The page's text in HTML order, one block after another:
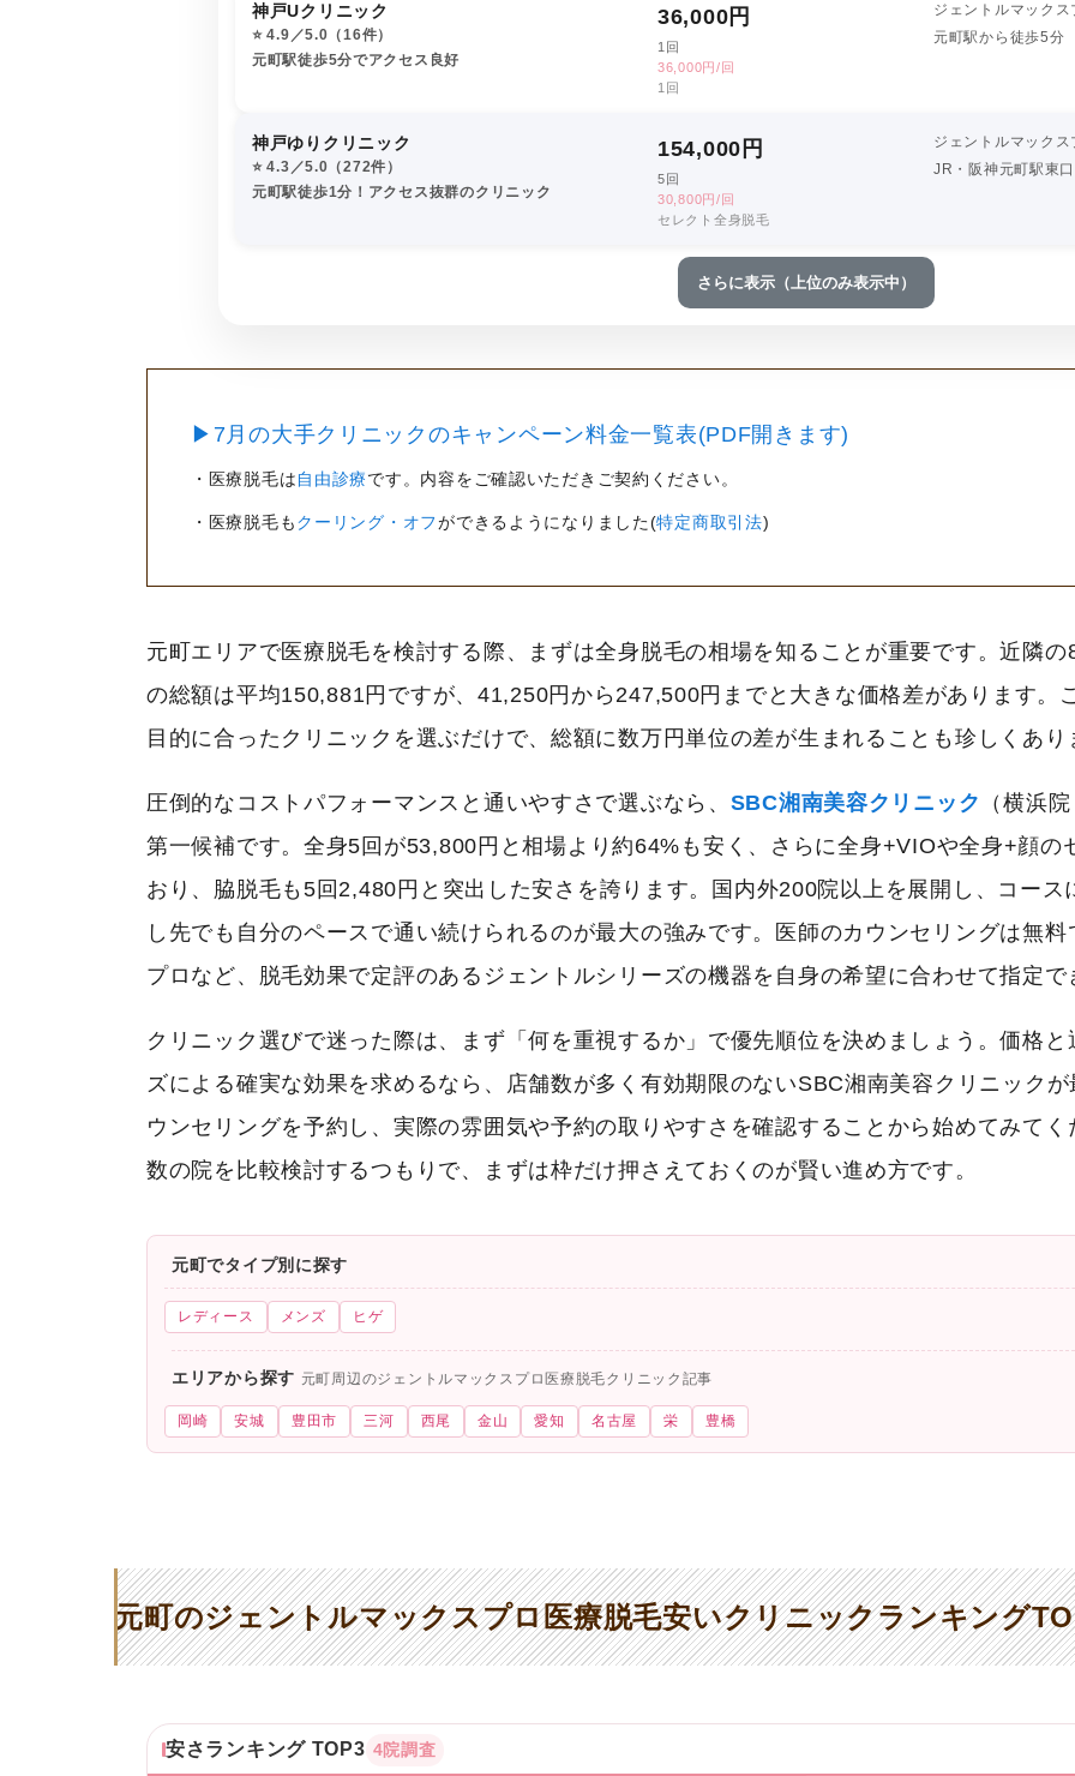
神戸Uクリニック
⭐️ 4.9／5.0（16件）
元町駅徒歩5分でアクセス良好
36,000 円
1回
36,000円/回
1回
ジェントルマックス
元町駅から徒歩5分
神戸ゆりクリニック
⭐️ 4.3／5.0（272件）
元町駅徒歩1分！アクセス抜群のクリニック
154,000 円
5回
30,800円/回
セレクト全身脱毛
ジェントルマックス
JR・阪神元町駅東
さらに表示（上位のみ表示中）
▶7月の大手クリニックのキャンペーン料金一覧表(PDF開きます)
・医療脱毛は自由診療です。内容をご確認いただきご契約ください。
・医療脱毛もクーリング・オフができるようになりました(特定商取引法)
元町エリアで医療脱毛を検討する際、まずは全身脱毛の相場を知ることが重要です。近隣
の総額は平均150,881円ですが、41,250円から247,500円までと大きな価格差があります。
目的に合ったクリニックを選ぶだけで、総額に数万円単位の差が生まれることも珍しくあり
圧倒的なコストパフォーマンスと通いやすさで選ぶなら、 SBC湘南美容クリニック
（横浜
第一候補です。全身5回が53,800円と相場より約64%も安く、さらに全身+VIOや全身+顔の
おり、脇脱毛も5回2,480円と突出した安さを誇ります。国内外200院以上を展開し、コー
し先でも自分のペースで通い続けられるのが最大の強みです。医師のカウンセリングは無
プロなど、脱毛効果で定評のあるジェントルシリーズの機器を自身の希望に合わせて指定
クリニック選びで迷った際は、まず「何を重視するか」で優先順位を決めましょう。価格
ズによる確実な効果を求めるなら、店舗数が多く有効期限のないSBC湘南美容クリニック
ウンセリングを予約し、実際の雰囲気や予約の取りやすさを確認することから始めてみて
数の院を比較検討するつもりで、まずは枠だけ押さえておくのが賢い進め方です。
元町でタイプ別に探す
レディース メンズ ヒゲ
エリアから探す 元町周辺のジェントルマックスプロ医療脱毛クリニック記事
岡崎 安城 豊田市 三河 西尾 金山 愛知 名古屋 栄 豊橋
元町のジェントルマックスプロ医療脱毛安いクリニックランキング
安さランキング TOP3 4院調査